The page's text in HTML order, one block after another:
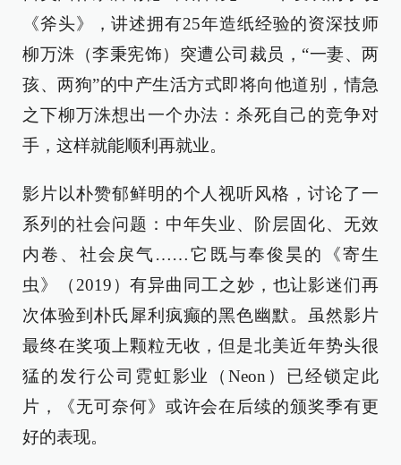
《斧头》，讲述拥有25年造纸经验的资深技师
柳万洙（李秉宪饰）突遭公司裁员，“一妻、两
孩、两狗”的中产生活方式即将向他道别，情急
之下柳万洙想出一个办法：杀死自己的竞争对
手，这样就能顺利再就业。
影片以朴赞郁鲜明的个人视听风格，讨论了一
系列的社会问题：中年失业、阶层固化、无效
内卷、社会戾气……它既与奉俊昊的《寄生
虫》（2019）有异曲同工之妙，也让影迷们再
次体验到朴氏犀利疯癫的黑色幽默。虽然影片
最终在奖项上颗粒无收，但是北美近年势头很
猛的发行公司霓虹影业（Neon）已经锁定此
片，《无可奈何》或许会在后续的颁奖季有更
好的表现。